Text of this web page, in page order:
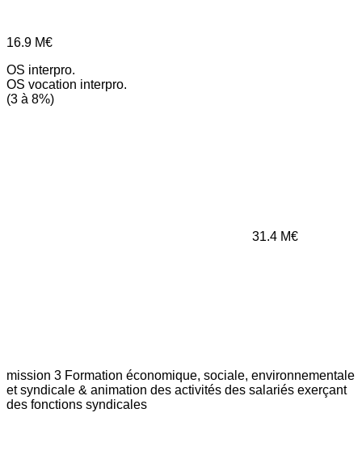
16.9 M€
OS interpro.
OS vocation interpro.
(3 à 8%)
31.4 M€
mission 3 Formation économique, sociale, environnementale
et syndicale & animation des activités des salariés exerçant
des fonctions syndicales